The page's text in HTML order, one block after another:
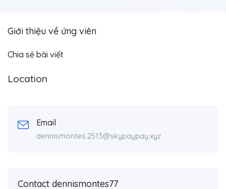
Giới thiệu về ứng viên
Chia sẻ bài viết
Location
Email
dennismontes.2513@skypaypay.xyz
Contact dennismontes77